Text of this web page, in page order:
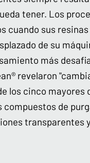
tener. Los
cuando sus
de su
más
revelaron
los cinco mayores
de
transparentes